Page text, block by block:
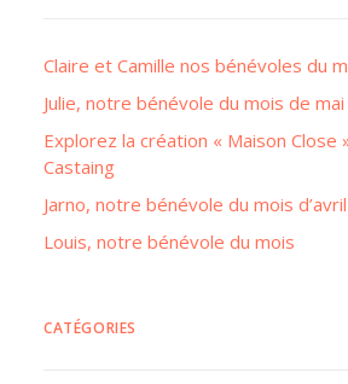
Claire et Camille nos bénévoles du
Julie, notre bénévole du mois de mai
Explorez la création « Maison Close
Castaing
Jarno, notre bénévole du mois d’avril
Louis, notre bénévole du mois
CATÉGORIES